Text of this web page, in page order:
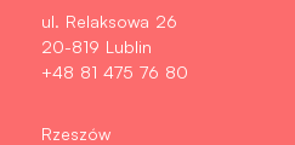
ul. Relaksowa 26
20-819 Lublin
+48 81 475 76 80
Rzeszów